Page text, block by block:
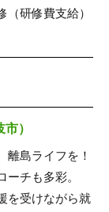
研修費支給）
）
離島ライフを！
チも多彩。
を受けながら就